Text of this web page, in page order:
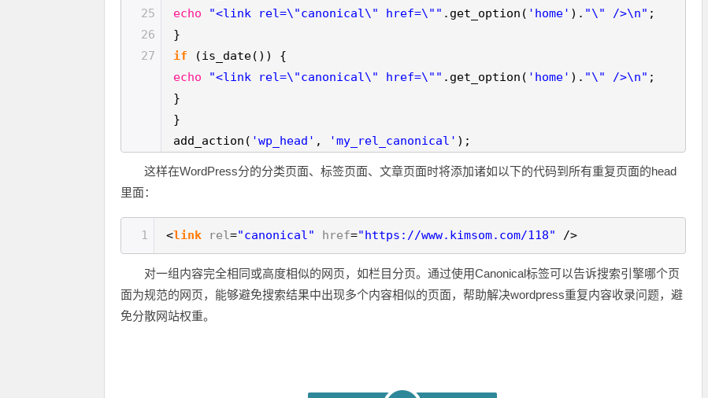
25
26
27
echo
"<link rel=\"canonical\" href=\"" .get_option( 'home' ). "\" />\n" ;
}
if
(is_date()) {
echo
"<link rel=\"canonical\" href=\"" .get_option( 'home' ). "\" />\n" ;
}
}
add_action( 'wp_head' , 'my_rel_canonical' );
这样在WordPress分的分类页面、标签页面、文章页面时将添加诸如以下的代码到所有重复页面的head
里面：
1 <link rel="canonical" href="https://www.kimsom.com/118" />
对一组内容完全相同或高度相似的网页，如栏目分页。通过使用Canonical标签可以告诉搜索引擎哪个页
面为规范的网页，能够避免搜索结果中出现多个内容相似的页面，帮助解决wordpress重复内容收录问题，避
免分散网站权重。